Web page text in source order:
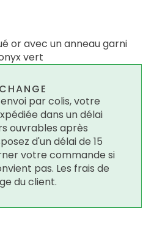
or avec un anneau garni
vert
par colis, votre
dans un délai
ouvrables après
d'un délai de 15
votre commande si
pas. Les frais de
du client.